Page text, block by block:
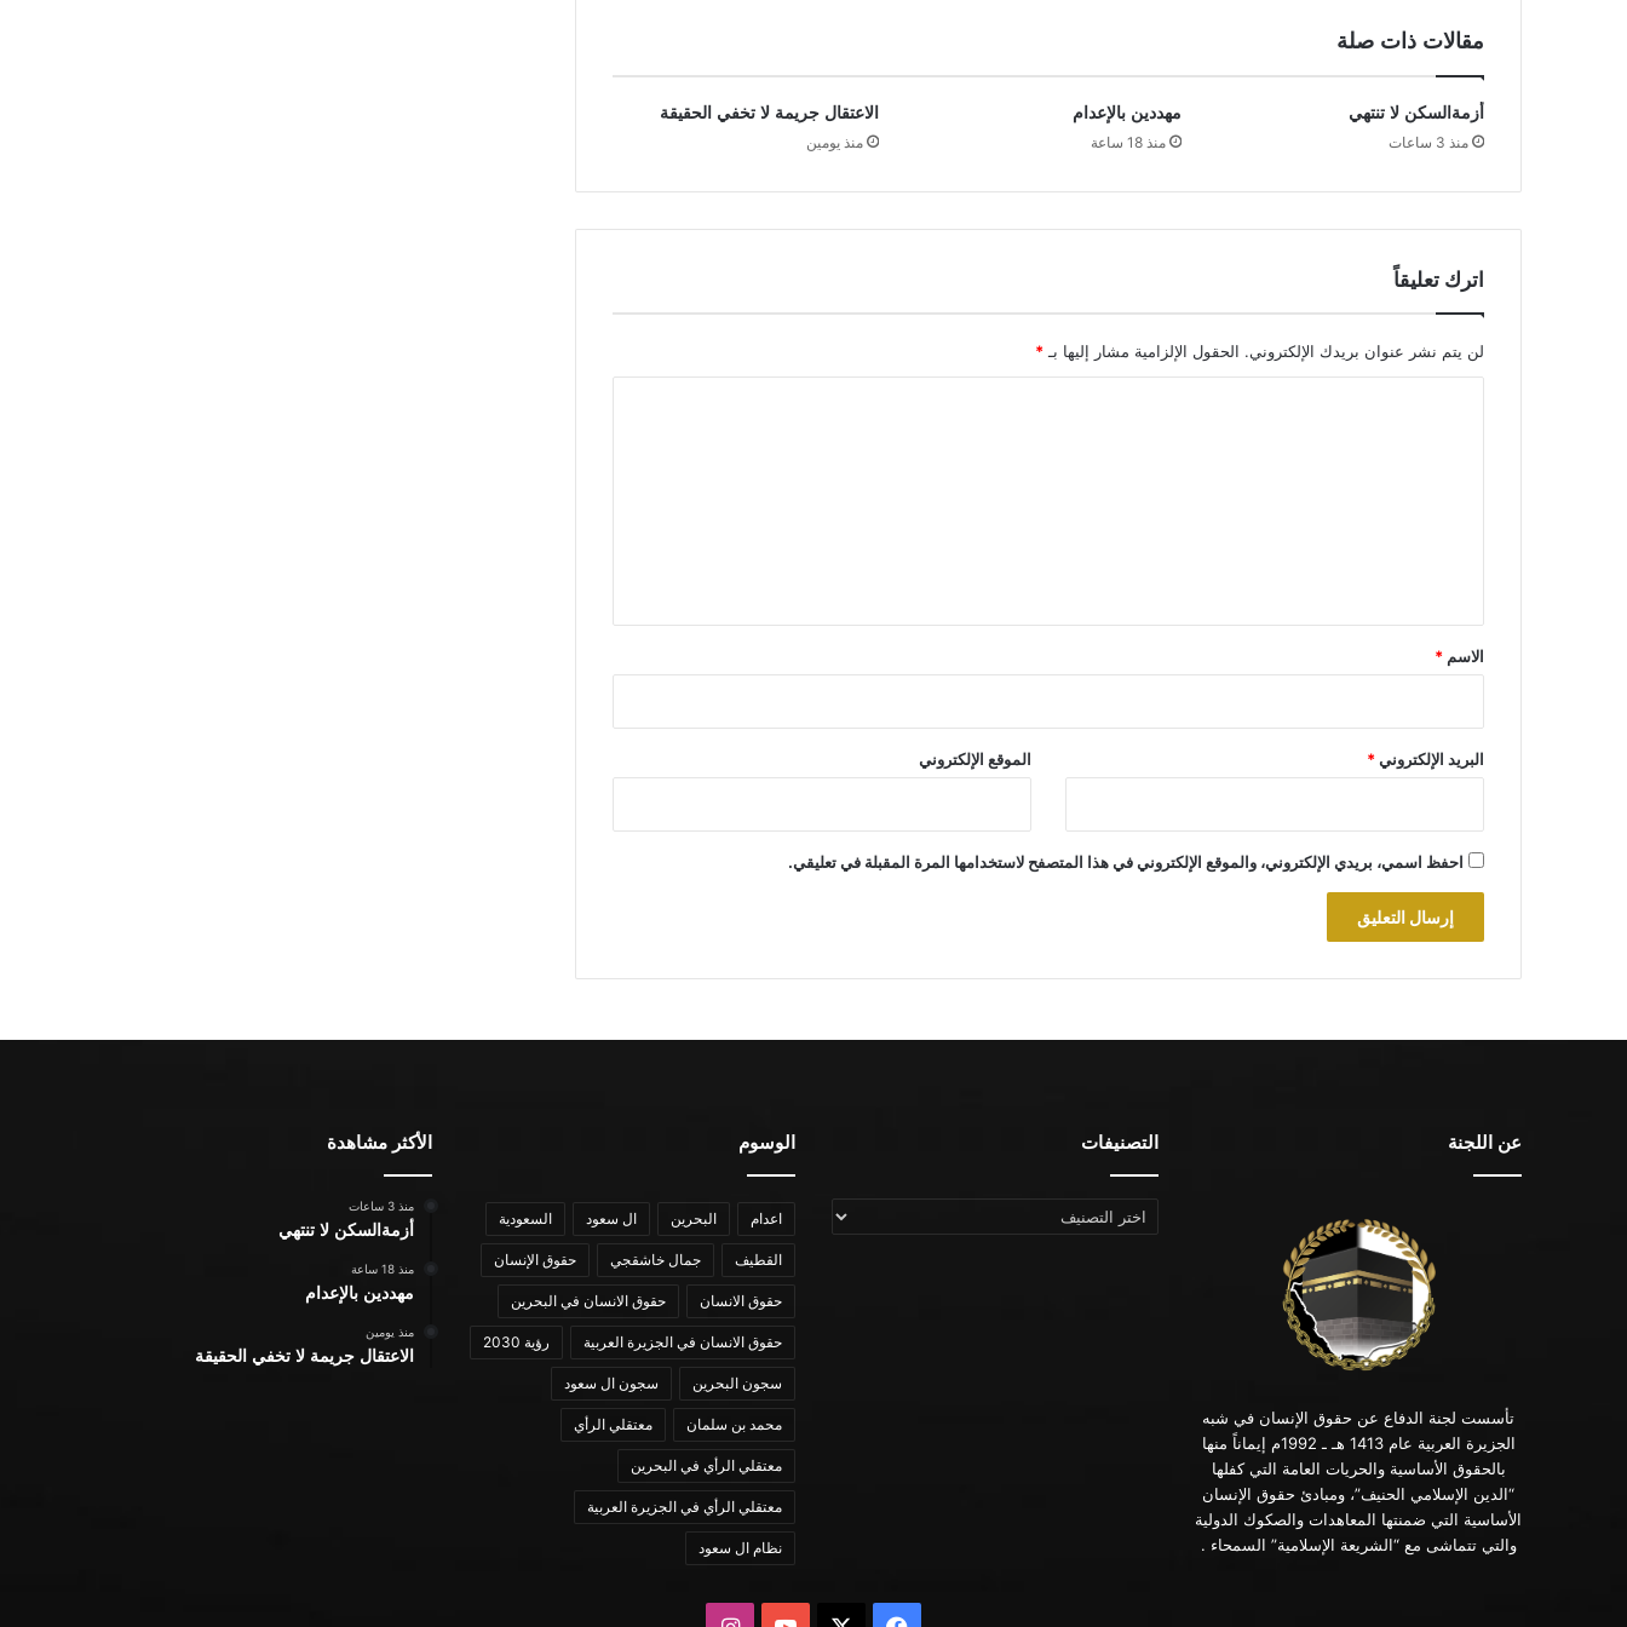
مقالات ذات صلة
أزمةالسكن لا تنتهي
منذ 3 ساعات
مهددين بالإعدام
منذ 18 ساعة
الاعتقال جريمة لا تخفي الحقيقة
منذ يومين
اترك تعليقاً
لن يتم نشر عنوان بريدك الإلكتروني. الحقول الإلزامية مشار إليها بـ *
*
الاسم *
البريد الإلكتروني* الموقع الإلكتروني
احفظ اسمي، بريدي الإلكتروني، والموقع الإلكتروني في هذا المتصفح لاستخدامها المرة المقبلة في تعليقي.
عن اللجنة
تأسست لجنة الدفاع عن حقوق الإنسان في شبه
الجزيرة العربية عام 1413 هـ ـ 1992م إيماناً منها
بالحقوق الأساسية والحريات العامة التي كفلها
“الدين الإسلامي الحنيف”، ومبادئ حقوق الإنسان
الأساسية التي ضمنتها المعاهدات والصكوك الدولية
والتي تتماشى مع “الشريعة الإسلامية” السمحاء .
التصنيفات
التصنيفات
الوسوم
اعدام البحرين ال سعود السعودية
القطيف جمال خاشقجي حقوق الإنسان
حقوق الانسان حقوق الانسان في البحرين
حقوق الانسان في الجزيرة العربية رؤية 2030
سجون البحرين سجون ال سعود
محمد بن سلمان معتقلي الرأي
معتقلي الرأي في البحرين
معتقلي الرأي في الجزيرة العربية
نظام ال سعود
الأكثر مشاهدة
منذ 3 ساعات
أزمةالسكن لا تنتهي
منذ 18 ساعة
مهددين بالإعدام
منذ يومين
الاعتقال جريمة لا تخفي الحقيقة